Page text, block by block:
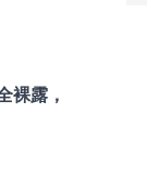
裸露，